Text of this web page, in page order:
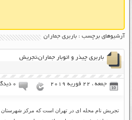
آرشیوهای برچسب : باربری جماران
باربری چیذر و اتوبار جماران،تجریش
جمعه ، 22 فوریه 2019 ۰ دیدگاه
تجریش نام محله ای در تهران است که مرکز شهرستان